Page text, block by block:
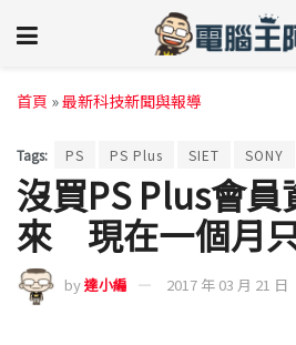
首頁 »最新科技新聞與報導
Tags: PS PS Plus SIET SONY
沒買PS Plus會
來 現在一個月
by達小編 2017 年 03 月 21 日